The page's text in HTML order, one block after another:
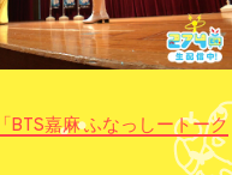
BTS嘉麻 ふなっしートーク